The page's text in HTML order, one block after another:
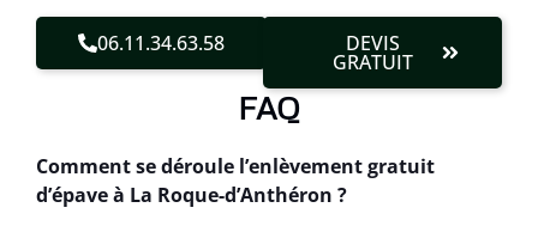
06.11.34.63.58 DEVIS
GRATUIT
FAQ
Comment se déroule l’enlèvement gratuit
d’épave à La Roque-d’Anthéron ?